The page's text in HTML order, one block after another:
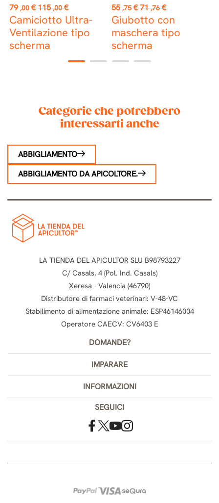
Prezzo
79 ,00 €Prezzo
base
115 ,00 €
Camiciotto Ultra-
Ventilazione tipo
scherma
Prezzo
55 ,75 €Prezzo
base
71 ,76 €
Giubotto con
maschera tipo
scherma
1 2 3 4
Categorie che potrebbero
interessarti anche
ABBIGLIAMENTO
ABBIGLIAMENTO DA APICOLTORE.
LA TIENDA DEL APICULTOR SLU B98793227
C/ Casals, 4 (Pol. Ind. Casals)
Xeresa - Valencia (46790)
Distributore di farmaci veterinari: V-48-VC
Stabilimento di alimentazione animale: ESP46146004
Operatore CAECV: CV6403 E
DOMANDE?
IMPARARE
INFORMAZIONI
SEGUICI